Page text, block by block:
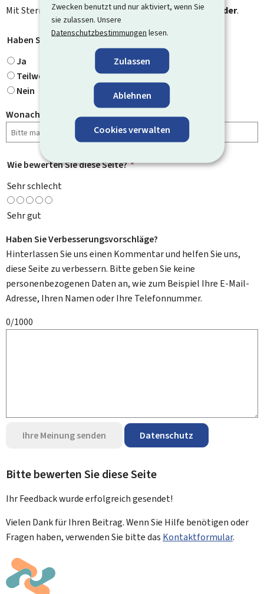
Zwecken benutzt und nur aktiviert, wenn Sie
sie zulassen. Unsere
Datenschutzbestimmungen lesen.
Zulassen
Ablehnen
Cookies verwalten
Mit Stern gekennzeichnete Felder ( * ) sindPflichtfelder.
Haben Sie gefunden, wonach Sie gesucht haben?
Ja
Teilweise
Nein
Wonach haben Sie gesucht?
Wie bewerten Sie diese Seite? *
Sehr schlecht
Sehr gut
Haben Sie Verbesserungsvorschläge?
Hinterlassen Sie uns einen Kommentar und helfen Sie uns,
diese Seite zu verbessern. Bitte geben Sie keine
personenbezogenen Daten an, wie zum Beispiel Ihre E-Mail-
Adresse, Ihren Namen oder Ihre Telefonnummer.
0/1000
Ihre Meinung senden Datenschutz
Bitte bewerten Sie diese Seite
Ihr Feedback wurdeerfolgreichgesendet!
Vielen Dank für Ihren Beitrag. Wenn Sie Hilfe benötigen oder
Fragen haben, verwenden Sie bitte das Kontaktformular.